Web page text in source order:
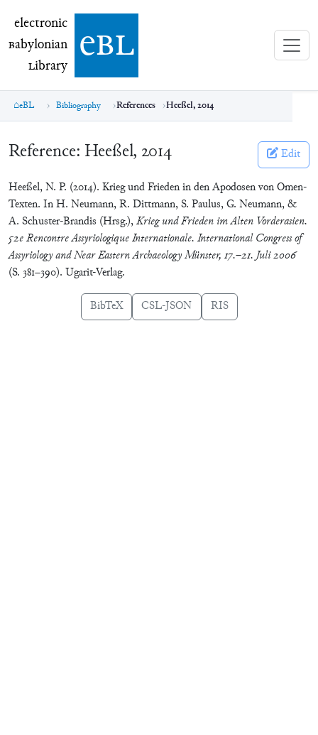
electronic Babylonian Library (eBL)
electronic
Babylonian
Library ebl
eBL Bibliography References Heeßel, 2014
Reference: Heeßel, 2014 Edit
Heeßel, N. P. (2014). Krieg und Frieden in den Apodosen von Omen-
Texten. In H. Neumann, R. Dittmann, S. Paulus, G. Neumann, &
A. Schuster-Brandis (Hrsg.),Krieg und Frieden im Alten Vorderasien.
52e Rencontre Assyriologique Internationale. International Congress of
Assyriology and Near Eastern Archaeology Münster, 17.–21. Juli 2006
(S. 381–390). Ugarit-Verlag.
BibTeX CSL-JSON RIS